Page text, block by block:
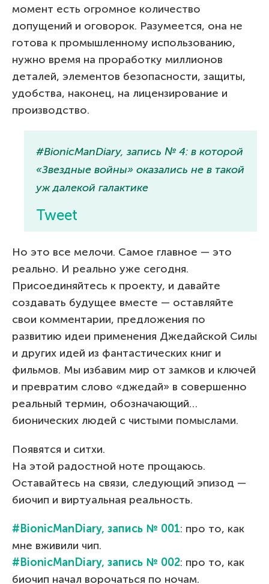
момент есть огромное количество
допущений и оговорок. Разумеется, она не
готова к промышленному использованию,
нужно время на проработку миллионов
деталей, элементов безопасности, защиты,
удобства, наконец, на лицензирование и
производство.
#BionicManDiary, запись № 4: в которой
«Звездные войны» оказались не в такой
уж далекой галактике
Tweet
Но это все мелочи. Самое главное — это
реально. И реально уже сегодня.
Присоединяйтесь к проекту, и давайте
создавать будущее вместе — оставляйте
свои комментарии, предложения по
развитию идеи применения Джедайской Силы
и других идей из фантастических книг и
фильмов. Мы избавим мир от замков и ключей
и превратим слово «джедай» в совершенно
реальный термин, обозначающий…
бионических людей с чистыми помыслами.
Появятся и ситхи.
На этой радостной ноте прощаюсь.
Оставайтесь на связи, следующий эпизод —
биочип и виртуальная реальность.
#BionicManDiary, запись № 001: про то, как
мне вживили чип.
#BionicManDiary, запись № 002: про то, как
биочип начал ворочаться по ночам.